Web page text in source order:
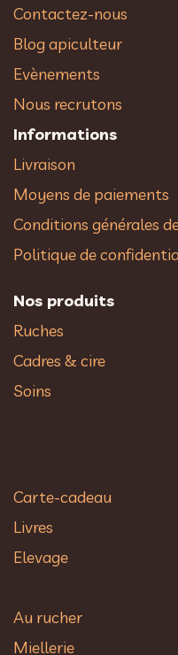
Contactez-nous
Blog apiculteur
Evènements
Nous recrutons
Informations
Livraison
Moyens de paiements
Conditions générales
Politique de
Nos produits
Ruches
Cadres & cire
Soins
Carte-cadeau
Livres
Elevage
Au rucher​
Miellerie